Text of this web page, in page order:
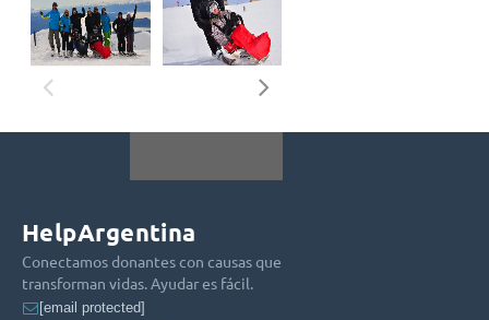
HelpArgentina
Conectamos donantes con causas que
transforman vidas. Ayudar es fácil.
[email protected]